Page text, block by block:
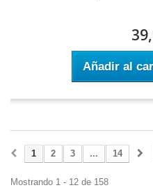
Añadir al
1 2 3 ... 14
Mostrando 1 - 12 de 158